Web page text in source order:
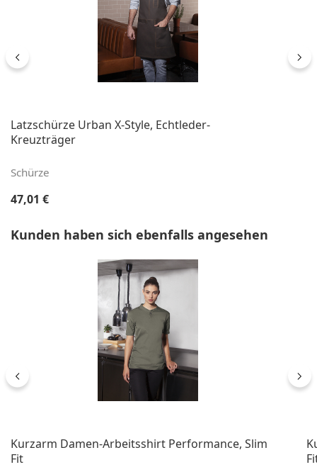
Latzschürze Urban X-Style, Echtleder-
Kreuzträger
Schürze
Regulärer Preis:
47,01 €
Produktgalerie überspringen
Kunden haben sich ebenfalls angesehen
Kurzarm Damen-Arbeitsshirt Performance, Slim
Fit